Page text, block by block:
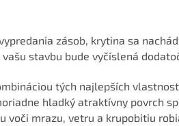
zásob, krytina sa
stavbu bude vyčíslená
tých najlepších
hladký atraktívny povrch
voči mrazu, vetru a krupobitiu